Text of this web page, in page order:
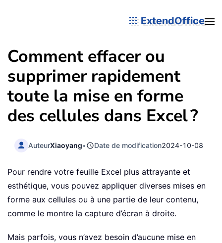
ExtendOffice
Comment effacer ou
supprimer rapidement
toute la mise en forme
des cellules dans Excel ?
AuteurXiaoyang• Date de modification2024-10-08
Pour rendre votre feuille Excel plus attrayante et
esthétique, vous pouvez appliquer diverses mises en
forme aux cellules ou à une partie de leur contenu,
comme le montre la capture d’écran à droite.
Mais parfois, vous n’avez besoin d’aucune mise en